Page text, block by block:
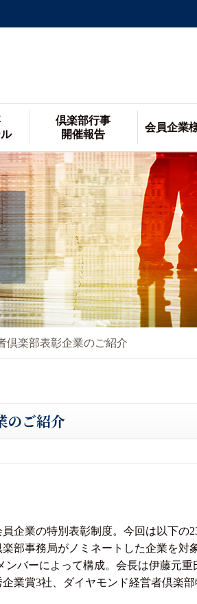
倶楽部行事
開催報告
会員企業
倶楽部表彰企業のご紹介
のご紹介
企業の特別表彰制度。今回は以下の
部事務局がノミネートした企業を対
バーによって構成。会長は伊藤元重
業賞3社、ダイヤモンド経営者倶楽部